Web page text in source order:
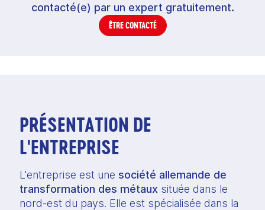
contacté(e) par un expert gratuitement.
ÊTRE CONTACTÉ
PRÉSENTATION DE
L'ENTREPRISE
L'entreprise est une société allemande de
transformation des métaux située dans le
nord-est du pays. Elle est spécialisée dans la